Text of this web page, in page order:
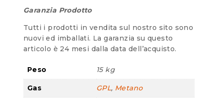
Garanzia Prodotto
Tutti i prodotti in vendita sul nostro sito sono
nuovi ed imballati. La garanzia su questo
articolo è 24 mesi dalla data dell’acquisto.
Peso 15 kg
Gas GPL, Metano